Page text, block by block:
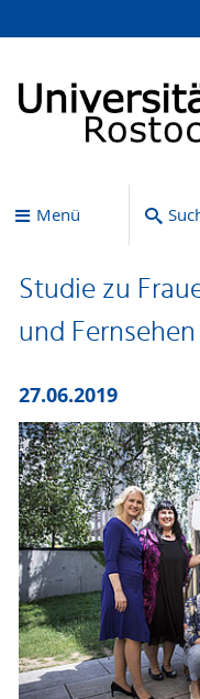
Menü
Studie zu
und
27.06.2019